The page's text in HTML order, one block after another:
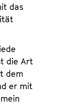
das
die Art
dem
er mit